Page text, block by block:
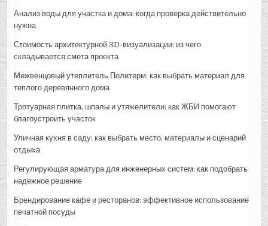
Анализ воды для участка и дома: когда проверка действительно
нужна
Стоимость архитектурной 3D-визуализации: из чего
складывается смета проекта
Межвенцовый утеплитель Политерм: как выбрать материал для
теплого деревянного дома
Тротуарная плитка, шпалы и утяжелители: как ЖБИ помогают
благоустроить участок
Уличная кухня в саду: как выбрать место, материалы и сценарий
отдыха
Регулирующая арматура для инженерных систем: как подобрать
надежное решение
Брендирование кафе и ресторанов: эффективное использование
печатной посуды